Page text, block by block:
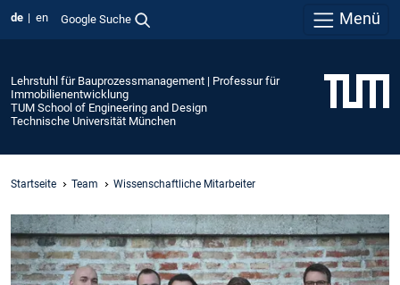
de en Google Suche Menü
Lehrstuhl für Bauprozessmanagement | Professur für
Immobilienentwicklung
TUM School of Engineering and Design
Technische Universität München
Startseite Team Wissenschaftliche Mitarbeiter